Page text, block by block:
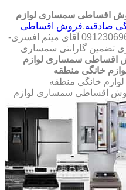
اقساطی سمساری لوازم
صادقیه,فروش اقساطی
,09123069612 آقای میثم افسری-
تضمین گارانتی سمساری
اقساطی سمساری لوازم
خانگی منطقه
خانگی منطقه
اقساطی سمساری لوازم